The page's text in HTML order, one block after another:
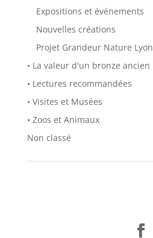
Expositions et événements
Nouvelles créations
Projet Grandeur Nature Lyon
• La valeur d'un bronze ancien
• Lectures recommandées
• Visites et Musées
• Zoos et Animaux
Non classé